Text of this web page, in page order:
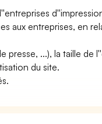
aux entreprises, en
presse, ...), la taille de
du site.